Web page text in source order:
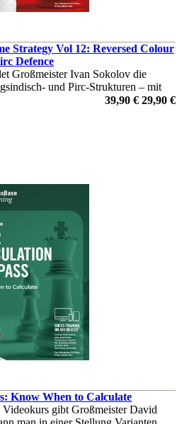
Strategy Vol 12: Reversed Colour
Defence
Großmeister Ivan Sokolov die
und Pirc-Strukturen – mit
häufig aus der Französischen oder der
39,90 € 29,90 €
Know When to Calculate
Videokurs gibt Großmeister David